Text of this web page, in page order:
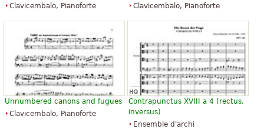
Clavicembalo, Pianoforte Clavicembalo, Pianoforte
Unnumbered canons and fugues
Clavicembalo, Pianoforte
Contrapunctus XVIII a 4 (rectus,
inversus)
Ensemble d'archi